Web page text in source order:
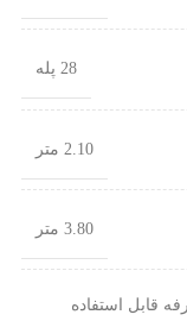
28 پله
2.10 متر
3.80 متر
قابل استفاده